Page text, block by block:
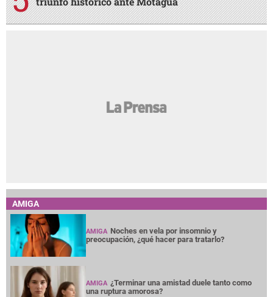
AMIGA
AMIGA Noches en vela por insomnio y
preocupación, ¿qué hacer para tratarlo?
AMIGA ¿Terminar una amistad duele tanto como
una ruptura amorosa?